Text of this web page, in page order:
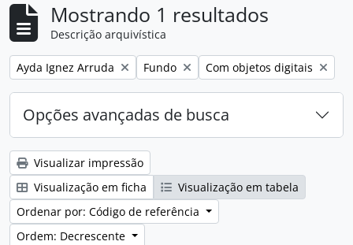
Mostrando 1 resultados
Descrição arquivística
Remover filtro:
Ayda Ignez Arruda Remover filtro:
Fundo Remover filtro:
Com objetos digitais
Opções avançadas de busca
Visualizar impressão
Visualização em ficha
Visualização em tabela
Ordenar por: Código de referência
Ordem: Decrescente